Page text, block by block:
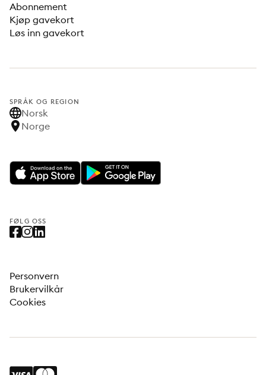
Abonnement
Kjøp gavekort
Løs inn gavekort
SPRÅK OG REGION
Norsk
Norge
FØLG OSS
Personvern
Brukervilkår
Cookies